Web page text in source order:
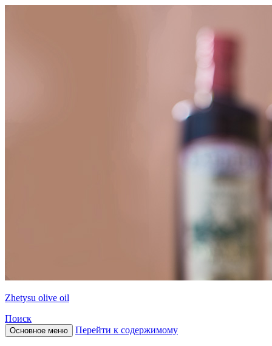
Zhetysu olive oil
Поиск
Основное меню Перейти к содержимому